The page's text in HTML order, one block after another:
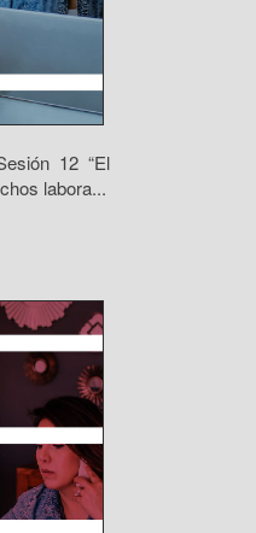
12 “El
labora...